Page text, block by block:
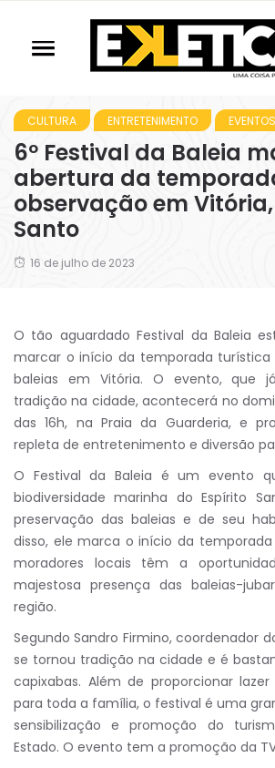
CULTURA ENTRETENIMENTO EVENTOS
6º Festival da Baleia
abertura da
observação em
Santo
16 de julho de 2023
O tão aguardado Festival da Baleia
marcar o início da temporada turística
baleias em Vitória. O evento, que
tradição na cidade, acontecerá no
das 16h, na Praia da Guarderia, e
repleta de entretenimento e diversão
O Festival da Baleia é um evento
biodiversidade marinha do Espírito
preservação das baleias e de seu
disso, ele marca o início da
moradores locais têm a
majestosa presença das baleias-
região.
Segundo Sandro Firmino, coordenador
se tornou tradição na cidade e é
capixabas. Além de proporcionar
para toda a família, o festival é uma
sensibilização e promoção do
Estado. O evento tem a promoção da